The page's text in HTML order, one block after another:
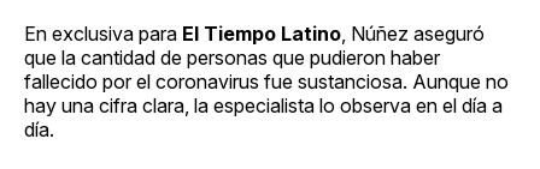
En exclusiva para El Tiempo Latino , Núñez aseguró
que la cantidad de personas que pudieron haber
fallecido por el coronavirus fue sustanciosa. Aunque no
hay una cifra clara, la especialista lo observa en el día a
día.